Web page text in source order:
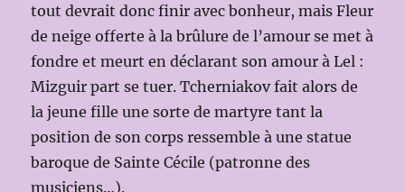
tout devrait donc finir avec bonheur, mais Fleur
de neige offerte à la brûlure de l’amour se met à
fondre et meurt en déclarant son amour à Lel :
Mizguir part se tuer. Tcherniakov fait alors de
la jeune fille une sorte de martyre tant la
position de son corps ressemble à une statue
baroque de Sainte Cécile (patronne des
musiciens…).